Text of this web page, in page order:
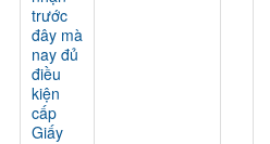
trước
đây mà
nay đủ
điều
kiện
cấp
Giấy